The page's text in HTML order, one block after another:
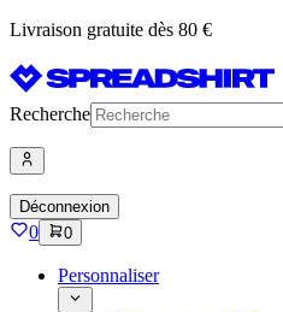
Livraison gratuite dès 80 €
Recherche
Déconnexion
0 0
Personnaliser